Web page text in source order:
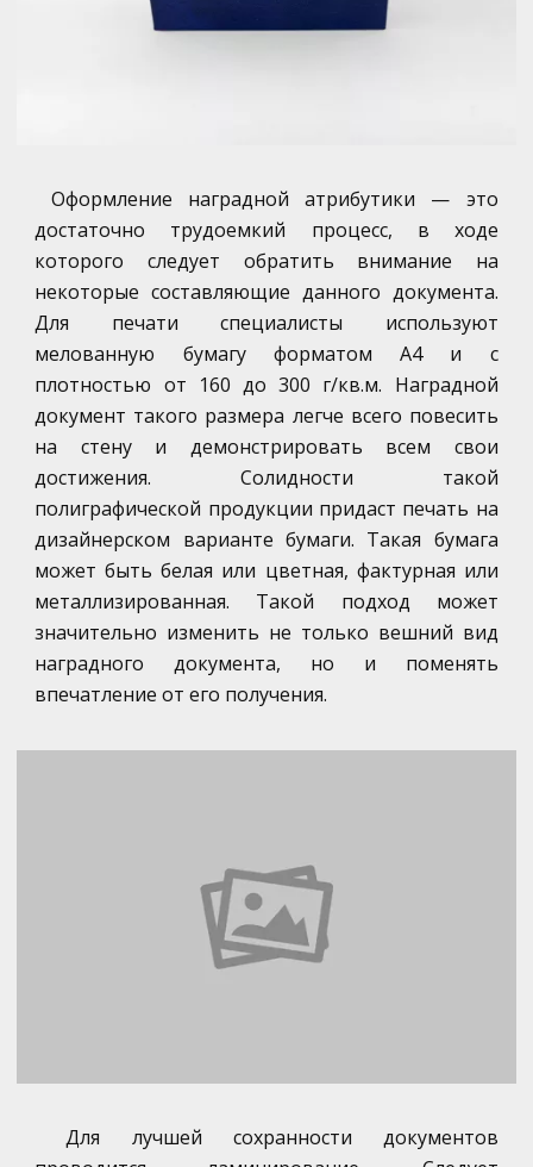
Оформление наградной атрибутики — это
достаточно трудоемкий процесс, в ходе
которого следует обратить внимание на
некоторые составляющие данного документа.
Для печати специалисты используют
мелованную бумагу форматом А4 и с
плотностью от 160 до 300 г/кв.м. Наградной
документ такого размера легче всего повесить
на стену и демонстрировать всем свои
достижения. Солидности такой
полиграфической продукции придаст печать на
дизайнерском варианте бумаги. Такая бумага
может быть белая или цветная, фактурная или
металлизированная. Такой подход может
значительно изменить не только вешний вид
наградного документа, но и поменять
впечатление от его получения.
Для лучшей сохранности документов